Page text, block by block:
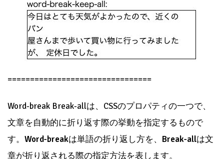
================================
Word-break Break-allは、CSSのプロパティの一つで、
文章を自動的に折り返す際の挙動を指定するもので
す。 Word-breakは単語の折り返し方を、 Break-allは文
章が折り返される際の指定方法を表します。